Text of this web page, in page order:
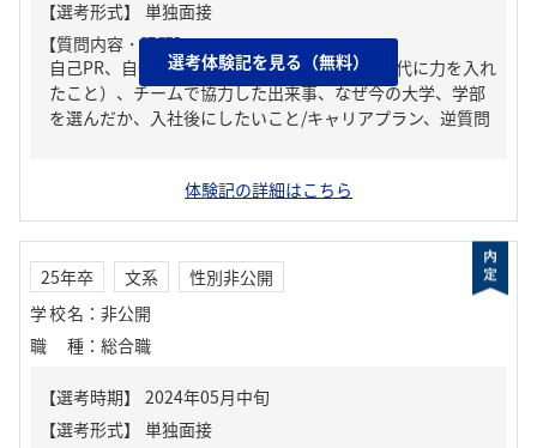
【質問内容・課題】
自己PR、自分の強み/弱み、ガクチカ（学生時代に力を入れ
たこと）、チームで協力した出来事、なぜ今の大学、学部
を選んだか、入社後にしたいこと/キャリアプラン、逆質問
選考体験記を見る（無料）
体験記の詳細はこちら
25年卒 文系
性別非公開
学校名 ： 非公開
職種 ： 総合職